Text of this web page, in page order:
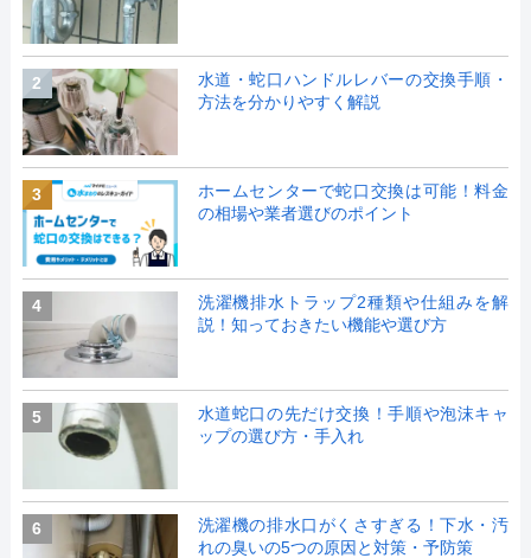
2
水道・蛇口ハンドルレバーの交換手順・
方法を分かりやすく解説
3
ホームセンターで蛇口交換は可能！料金
の相場や業者選びのポイント
4
洗濯機排水トラップ2種類や仕組みを解
説！知っておきたい機能や選び方
5
水道蛇口の先だけ交換！手順や泡沫キャ
ップの選び方・手入れ
6
洗濯機の排水口がくさすぎる！下水・汚
れの臭いの5つの原因と対策・予防策